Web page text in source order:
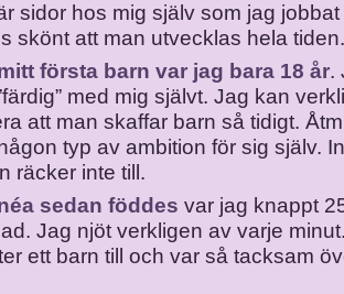
sidor hos mig själv som jag
skönt att man utvecklas hela tiden.
första barn var jag bara 18 år.
med mig självt. Jag kan
att man skaffar barn så tidigt.
typ av ambition för sig själv.
räcker inte till.
sedan föddes var jag knappt
Jag njöt verkligen av varje
ett barn till och var så tacksam